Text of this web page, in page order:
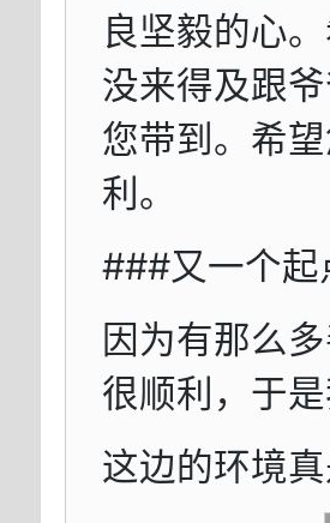
良坚毅的心
没来得及跟
您带到。希
利。
###又一个
因为有那么
很顺利，于
这边的环境